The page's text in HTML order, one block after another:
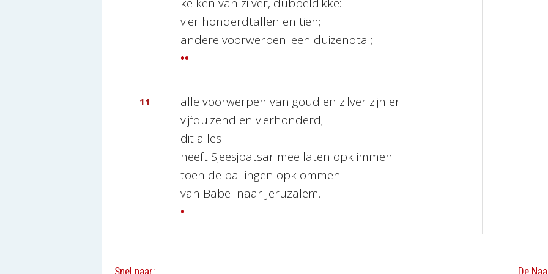
vier honderdtallen en tien;
andere voorwerpen: een duizendtal;
••
11
alle voorwerpen van goud en zilver zijn er
vijfduizend en vierhonderd;
dit alles
heeft Sjeesjbatsar mee laten opklimmen
toen de ballingen opklommen
van Babel naar Jeruzalem.
•
Snel naar: De